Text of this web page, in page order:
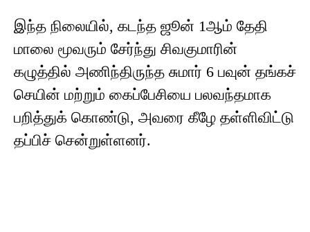
இந்த நிலையில், கடந்த ஜூன் 1ஆம் தேதி
மாலை மூவரும் சேர்ந்து சிவகுமாரின்
கழுத்தில் அணிந்திருந்த சுமார் 6 பவுன் தங்கச்
செயின் மற்றும் கைப்பேசியை பலவந்தமாக
பறித்துக் கொண்டு, அவரை கீழே தள்ளிவிட்டு
தப்பிச் சென்றுள்ளனர்.